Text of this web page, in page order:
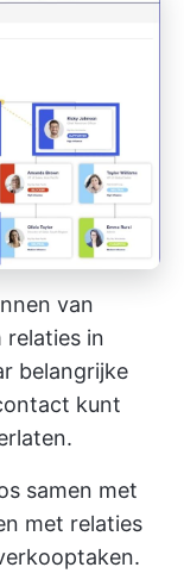
van
relaties in
belangrijke
kunt
samen met
met relaties